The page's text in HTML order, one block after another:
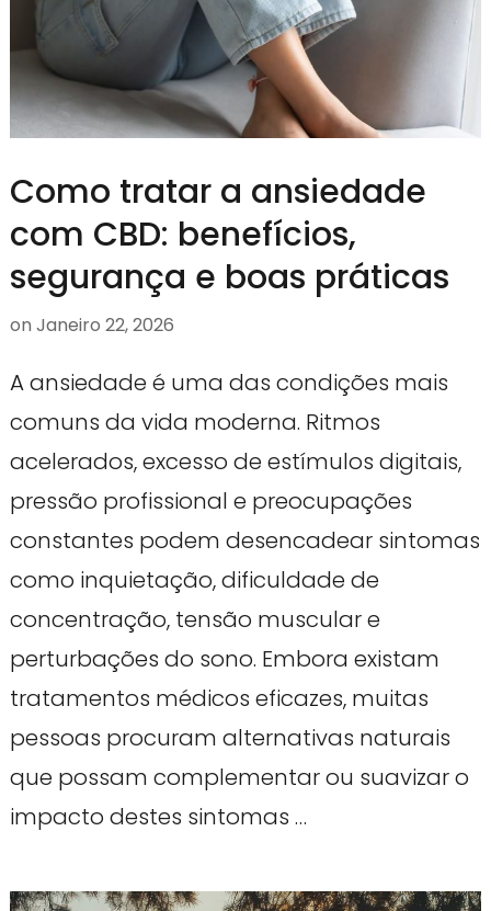
Como tratar a ansiedade
com CBD: benefícios,
segurança e boas práticas
on Janeiro 22, 2026
A ansiedade é uma das condições mais
comuns da vida moderna. Ritmos
acelerados, excesso de estímulos digitais,
pressão profissional e preocupações
constantes podem desencadear sintomas
como inquietação, dificuldade de
concentração, tensão muscular e
perturbações do sono. Embora existam
tratamentos médicos eficazes, muitas
pessoas procuram alternativas naturais
que possam complementar ou suavizar o
impacto destes sintomas …